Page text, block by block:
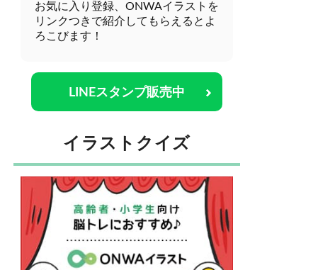
お気に入り登録、ONWAイラストを
リンクつきで紹介してもらえるとよ
ろこびます！
LINEスタンプ販売中
イラストクイズ